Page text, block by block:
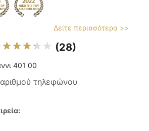
Δείτε περισσότερα >>
(28)
401 00
τηλεφώνου